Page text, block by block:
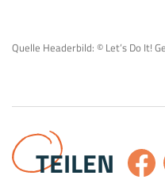
Quelle Headerbild: © Let’s Do It!
TEILEN